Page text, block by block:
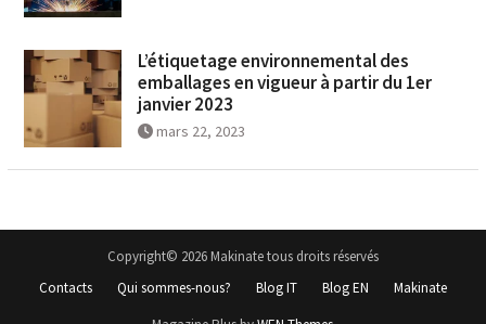
L’étiquetage environnemental des
emballages en vigueur à partir du 1er
janvier 2023
mars 22, 2023
Copyright© 2026 Makinate tous droits réservés
Contacts
Qui sommes-nous? Blog IT Blog EN
Makinate